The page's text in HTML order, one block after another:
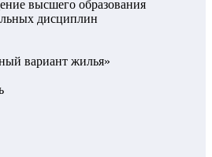
высшего образования
дисциплин
вариант жилья»